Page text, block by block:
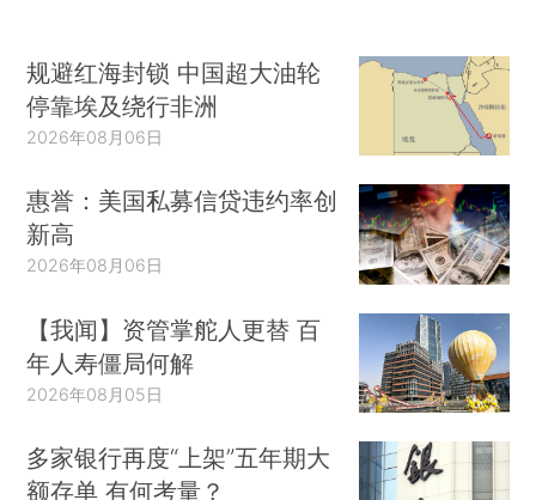
规避红海封锁 中国超大油轮
停靠埃及绕行非洲
2026年08月06日
惠誉：美国私募信贷违约率创
新高
2026年08月06日
【我闻】资管掌舵人更替 百
年人寿僵局何解
2026年08月05日
多家银行再度“上架”五年期大
额存单 有何考量？